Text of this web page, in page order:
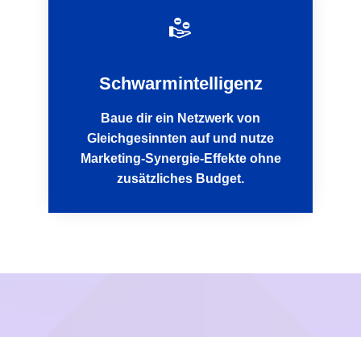
Schwarmintelligenz
Baue dir ein Netzwerk von
Gleichgesinnten auf und nutze
Marketing-Synergie-Effekte ohne
zusätzliches Budget.